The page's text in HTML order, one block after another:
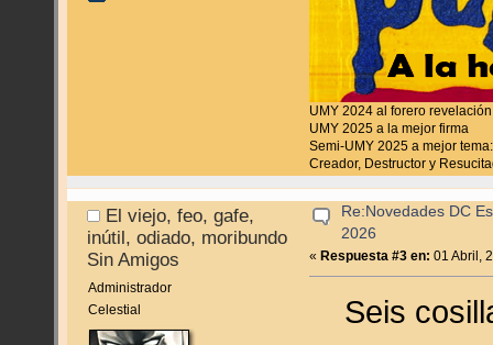
UMY 2024 al forero revelación
UMY 2025 a la mejor firma
Semi-UMY 2025 a mejor
Creador, Destructor y
El viejo, feo, gafe,
inútil, odiado, moribundo
Sin Amigos
Administrador
Celestial
Re:Novedades DC
2026
«Respuesta #3 en: 01 Abril,
Seis